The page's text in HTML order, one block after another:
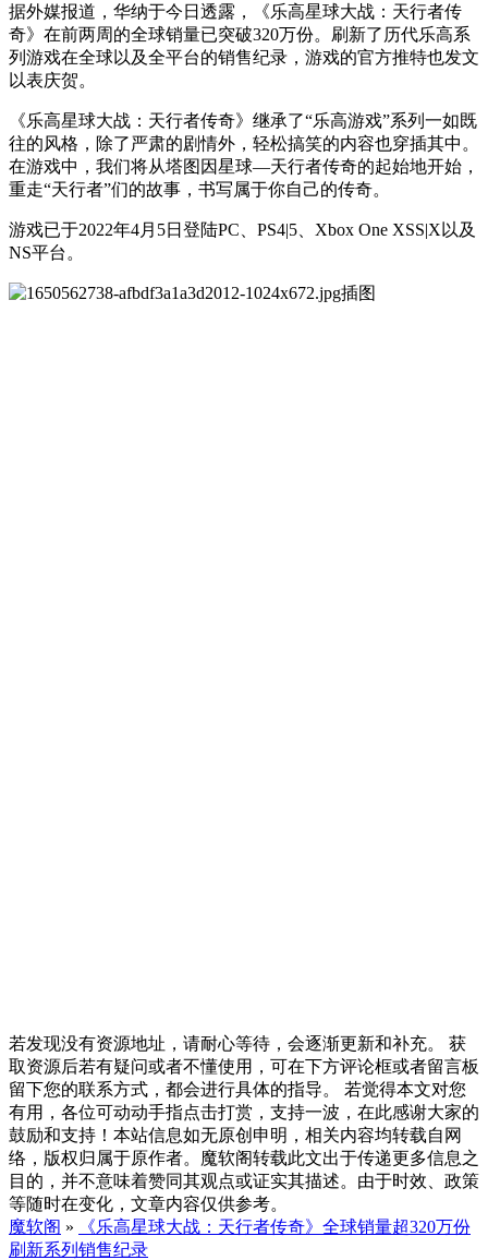
据外媒报道，华纳于今日透露，《乐高星球大战：天行者传
奇》在前两周的全球销量已突破320万份。刷新了历代乐高系
列游戏在全球以及全平台的销售纪录，游戏的官方推特也发文
以表庆贺。
《乐高星球大战：天行者传奇》继承了“乐高游戏”系列一如既
往的风格，除了严肃的剧情外，轻松搞笑的内容也穿插其中。
在游戏中，我们将从塔图因星球—天行者传奇的起始地开始，
重走“天行者”们的故事，书写属于你自己的传奇。
游戏已于2022年4月5日登陆PC、PS4|5、Xbox One XSS|X以及
NS平台。
若发现没有资源地址，请耐心等待，会逐渐更新和补充。 获
取资源后若有疑问或者不懂使用，可在下方评论框或者留言板
留下您的联系方式，都会进行具体的指导。 若觉得本文对您
有用，各位可动动手指点击打赏，支持一波，在此感谢大家的
鼓励和支持！本站信息如无原创申明，相关内容均转载自网
络，版权归属于原作者。魔软阁转载此文出于传递更多信息之
目的，并不意味着赞同其观点或证实其描述。由于时效、政策
等随时在变化，文章内容仅供参考。
魔软阁 »
《乐高星球大战：天行者传奇》全球销量超320万份
刷新系列销售纪录